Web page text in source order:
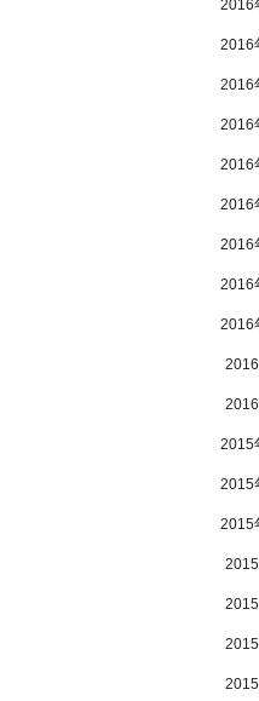
2016
2016
2016
2016
2016
2016
2016
2016
2016
2015
2015
2015